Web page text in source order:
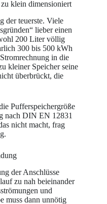
klein dimensioniert
der teuerste. Viele
lieber einen
200 Liter völlig
300 bis 500 kWh
in die
kleiner Speicher seine
überbrückt, die
Pufferspeichergröße
nach DIN EN 12831
nicht macht, frag
der Anschlüsse
zu nah beieinander
und
muss dann unnötig